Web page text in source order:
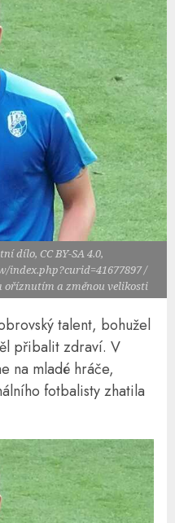
dílo, CC BY-SA 4.0,
index.php?curid=41677897 /
oříznutím a změnou velikosti
talent, bohužel
přibalit zdraví. V
na mladé hráče,
fotbalisty zhatila